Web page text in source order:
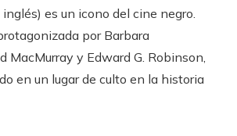
es un icono del cine negro.
por Barbara
MacMurray y Edward G. Robinson,
en un lugar de culto en la historia